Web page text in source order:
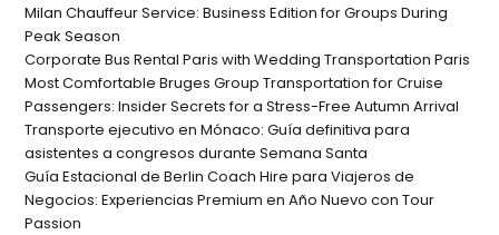
Milan Chauffeur Service: Business Edition for Groups During
Peak Season
Corporate Bus Rental Paris with Wedding Transportation Paris
Most Comfortable Bruges Group Transportation for Cruise
Passengers: Insider Secrets for a Stress-Free Autumn Arrival
Transporte ejecutivo en Mónaco: Guía definitiva para
asistentes a congresos durante Semana Santa
Guía Estacional de Berlin Coach Hire para Viajeros de
Negocios: Experiencias Premium en Año Nuevo con Tour
Passion